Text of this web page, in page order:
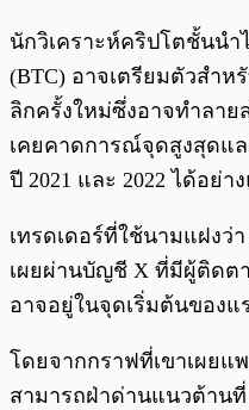
พร้อมเล่น
นักวิเคราะห์คริปโตชั้นนำ
(BTC) อาจเตรียมตัวสำ
ลิกครั้งใหม่ซึ่งอาจทำลาย
เคยคาดการณ์จุดสูงสุดแ
ปี 2021 และ 2022 ได้อย่า
เทรดเดอร์ที่ใช้นามแฝงว่า
เผยผ่านบัญชี X ที่มีผู้ติดตา
อาจอยู่ในจุดเริ่มต้นของ
โดยจากกราฟที่เขาเผยแ
สามารถฝ่าด่านแนวต้านที่